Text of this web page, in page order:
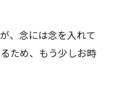
、念には念を入れて
ため、もう少しお時